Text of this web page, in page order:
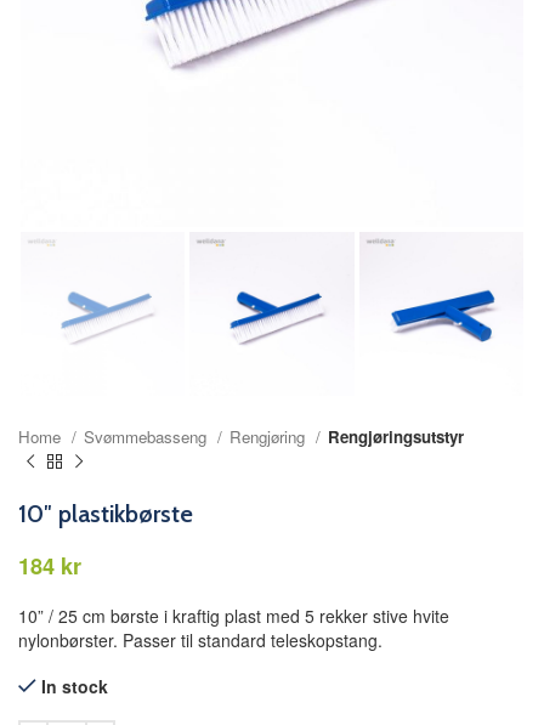
Home Svømmebasseng Rengjøring Rengjøringsutstyr
10″ plastikbørste
kr
10” / 25 cm børste i kraftig plast med 5 rekker stive hvite
nylonbørster. Passer til standard teleskopstang.
In stock